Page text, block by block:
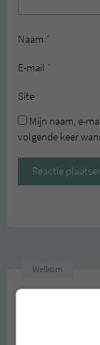
Naam *
E-mail *
Site
Mijn naam, e-
volgende keer
Welkom